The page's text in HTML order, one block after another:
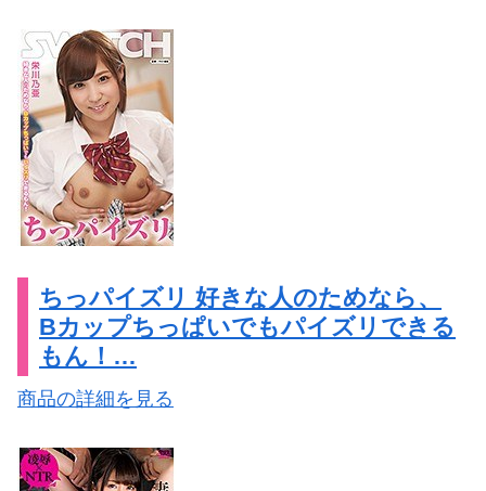
ちっパイズリ 好きな人のためなら、
Bカップちっぱいでもパイズリできる
もん！…
商品の詳細を見る